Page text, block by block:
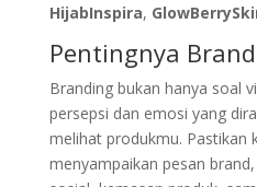
HijabInspira,
Pentingnya
Branding bukan hanya soal
persepsi dan emosi yang
melihat produkmu. Pastikan
menyampaikan pesan